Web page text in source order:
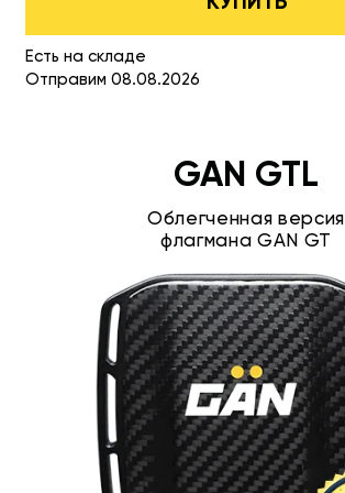
Есть на складе
Отправим 08.08.2026
GAN GTL
Облегченная версия
флагмана GAN GT